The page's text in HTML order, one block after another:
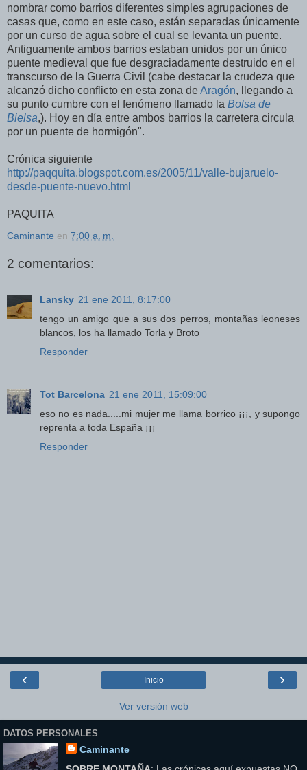
nombrar como barrios diferentes simples agrupaciones de
casas que, como en este caso, están separadas únicamente
por un curso de agua sobre el cual se levanta un puente.
Antiguamente ambos barrios estaban unidos por un único
puente medieval que fue desgraciadamente destruido en el
transcurso de la Guerra Civil (cabe destacar la crudeza que
alcanzó dicho conflicto en esta zona deAragón, llegando a
su punto cumbre con el fenómeno llamado la Bolsa de
Bielsa,). Hoy en día entre ambos barrios la carretera circula
por un puente de hormigón".
Crónica siguiente
http://paqquita.blogspot.com.es/2005/11/valle-bujaruelo-
desde-puente-nuevo.html
PAQUITA
Caminante en 7:00 a. m.
2 comentarios:
Lansky 21 ene 2011, 8:17:00
tengo un amigo que a sus dos perros, montañas leoneses
blancos, los ha llamado Torla y Broto
Responder
Tot Barcelona 21 ene 2011, 15:09:00
eso no es nada.....mi mujer me llama borrico ¡¡¡, y supongo
reprenta a toda España ¡¡¡
Responder
‹ ›
Inicio
Ver versión web
DATOS PERSONALES
Caminante